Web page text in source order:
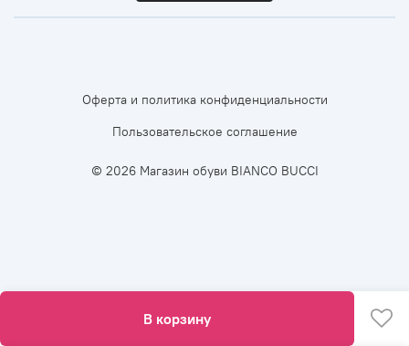
В корзину
Оферта и политика конфиденциальности
Пользовательское соглашение
© 2026 Магазин обуви BIANCO BUCCI